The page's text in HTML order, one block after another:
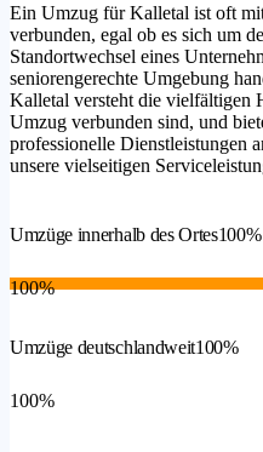
Ein Umzug für Kalletal ist oft
verbunden, egal ob es sich um
Standortwechsel eines
seniorengerechte Umgebung
Kalletal versteht die vielfältigen
Umzug verbunden sind, und
professionelle Dienstleistungen
unsere vielseitigen
Umzüge innerhalb des Ortes100%
100%
Umzüge deutschlandweit100%
100%